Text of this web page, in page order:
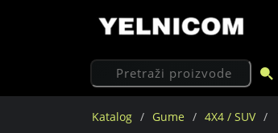
Katalog Gume 4X4 / SUV